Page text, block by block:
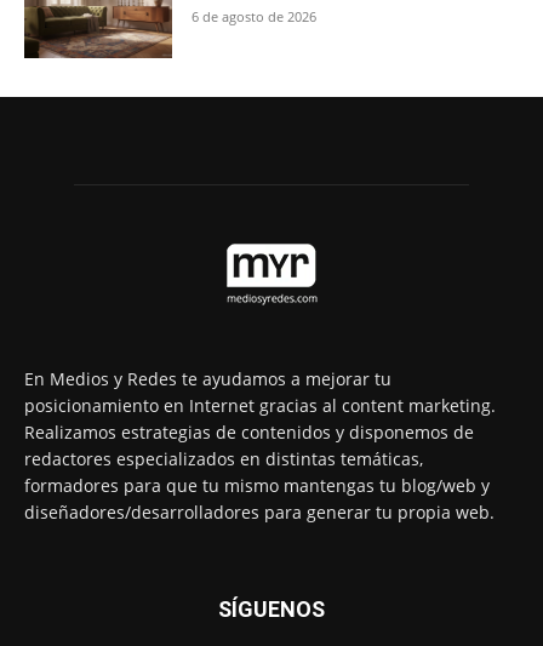
6 de agosto de 2026
En Medios y Redes te ayudamos a mejorar tu
posicionamiento en Internet gracias al content marketing.
Realizamos estrategias de contenidos y disponemos de
redactores especializados en distintas temáticas,
formadores para que tu mismo mantengas tu blog/web y
diseñadores/desarrolladores para generar tu propia web.
SÍGUENOS